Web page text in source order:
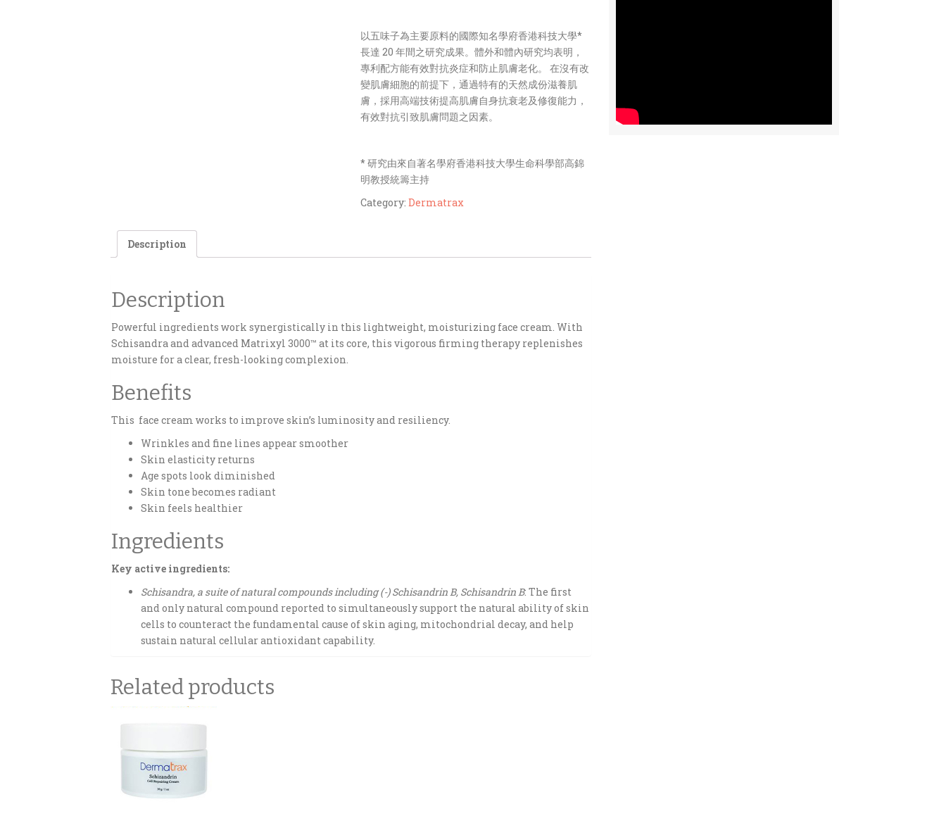
以五味子為主要原料的國際知名學府香港科技大學*
長達 20 年間之研究成果。體外和體內研究均表明，
專利配方能有效對抗炎症和防止肌膚老化。 在沒有改
變肌膚細胞的前提下，通過特有的天然成份滋養肌
膚，採用高端技術提高肌膚自身抗衰老及修復能力，
有效對抗引致肌膚問題之因素。
* 研究由來自著名學府香港科技大學生命科學部高錦
明教授統籌主持
Category:Dermatrax
Description
Description
Powerful ingredients work synergistically in this lightweight, moisturizing face cream. With
Schisandra and advanced Matrixyl 3000™ at its core, this vigorous firming therapy replenishes
moisture for a clear, fresh-looking complexion.
Benefits
This face cream works to improve skin’s luminosity and resiliency.
Wrinkles and fine lines appear smoother
Skin elasticity returns
Age spots look diminished
Skin tone becomes radiant
Skin feels healthier
Ingredients
Key active ingredients:
Schisandra, a suite of natural compounds including (-) Schisandrin B, Schisandrin B: The first
and only natural compound reported to simultaneously support the natural ability of skin
cells to counteract the fundamental cause of skin aging, mitochondrial decay, and help
sustain natural cellular antioxidant capability.
Related products